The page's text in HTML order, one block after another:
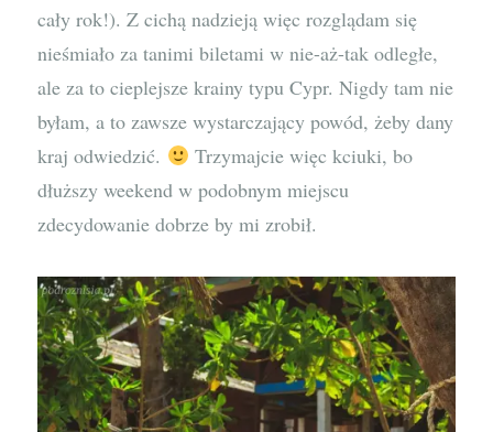
cały rok!). Z cichą nadzieją więc rozglądam się
nieśmiało za tanimi biletami w nie-aż-tak odległe,
ale za to cieplejsze krainy typu Cypr. Nigdy tam nie
byłam, a to zawsze wystarczający powód, żeby dany
kraj odwiedzić.
Trzymajcie więc kciuki, bo
dłuższy weekend w podobnym miejscu
zdecydowanie dobrze by mi zrobił.